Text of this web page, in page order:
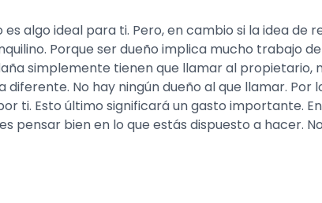
algo ideal para ti. Pero, en cambio si la idea de
Porque ser dueño implica mucho trabajo
simplemente tienen que llamar al propietario,
No hay ningún dueño al que llamar. Por
ti. Esto último significará un gasto importante.
pensar bien en lo que estás dispuesto a hacer.